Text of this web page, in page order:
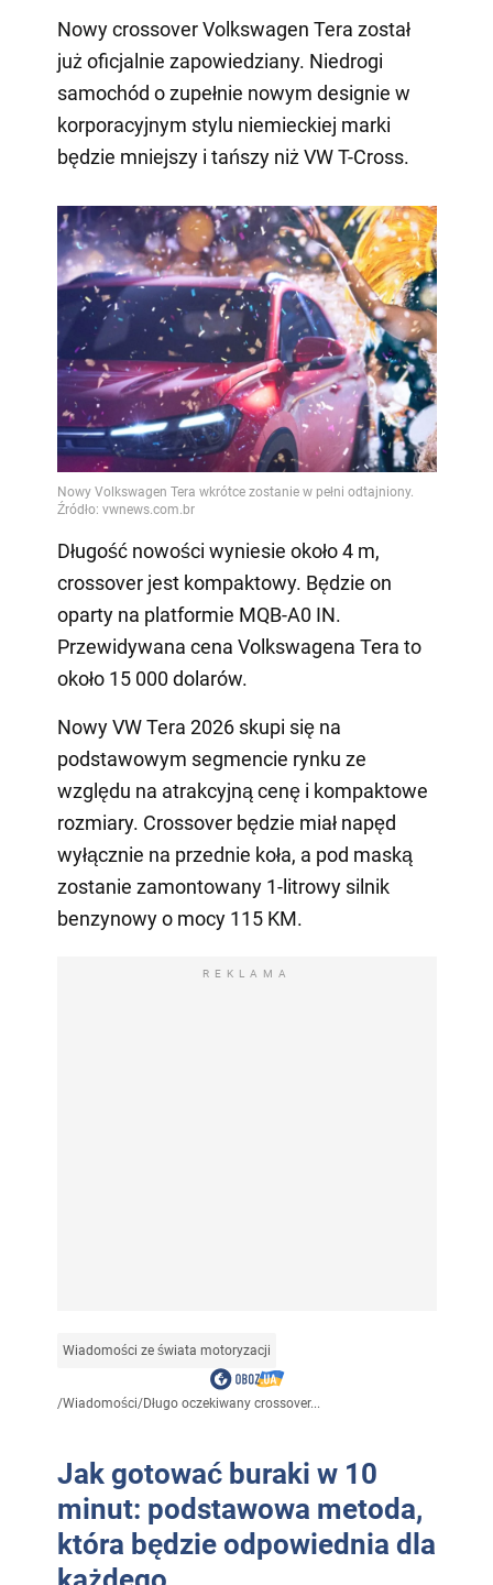
Nowy crossover Volkswagen Tera został
już oficjalnie zapowiedziany. Niedrogi
samochód o zupełnie nowym designie w
korporacyjnym stylu niemieckiej marki
będzie mniejszy i tańszy niż VW T-Cross.
Długość nowości wyniesie około 4 m,
crossover jest kompaktowy. Będzie on
oparty na platformie MQB-A0 IN.
Przewidywana cena Volkswagena Tera to
około 15 000 dolarów.
Nowy VW Tera 2026 skupi się na
podstawowym segmencie rynku ze
względu na atrakcyjną cenę i kompaktowe
rozmiary. Crossover będzie miał napęd
wyłącznie na przednie koła, a pod maską
zostanie zamontowany 1-litrowy silnik
benzynowy o mocy 115 KM.
REKLAMA
Wiadomości ze świata motoryzacji
/Wiadomości/Długo oczekiwany crossover...
Jak gotować buraki w 10
minut: podstawowa metoda,
która będzie odpowiednia dla